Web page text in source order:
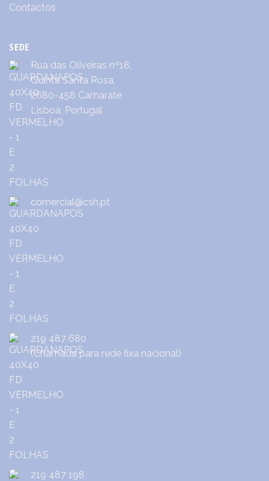
Contactos
SEDE
Rua das Oliveiras nº18,
Quinta Santa Rosa,
2680-458 Camarate
Lisboa, Portugal
comercial@csh.pt
219 487 680
(Chamada para rede fixa nacional)
219 487 198